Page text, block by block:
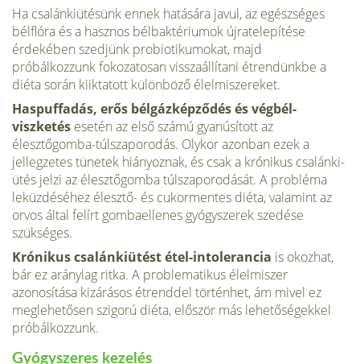
Ha csalánkiütésünk ennek hatásá­ra javul, az egészséges
bélflóra és a hasznos bélbaktériumok újratelepítése
érdekében szedjünk probiotikumokat, majd
próbálkozzunk fokozatosan visszaállítani ét­rendünkbe a
diéta során kiiktatott különbö­ző élelmiszereket.
Haspuffadás, erős bélgázképződés és végbél­
viszketés esetén az első számú gyanúsított az
élesztőgomba-túlszaporodás. Olykor azonban ezek a
jellegzetes tünetek hiányoznak, és csak a krónikus csalánki­
ütés jelzi az élesztőgomba túlszaporodását. A probléma
leküzdéséhez élesztő- és cukor­mentes diéta, valamint az
orvos által felírt gombaellenes gyógyszerek szedése
szükséges.
Krónikus csalánkiütést étel-intolerancia is okozhat,
bár ez aránylag ritka. A problema­tikus élelmiszer
azonosítása kizárásos ét­renddel történhet, ám mivel ez
meglehetősen szigorú diéta, először más lehetőségekkel
próbálkozzunk.
Gyógyszeres kezelés